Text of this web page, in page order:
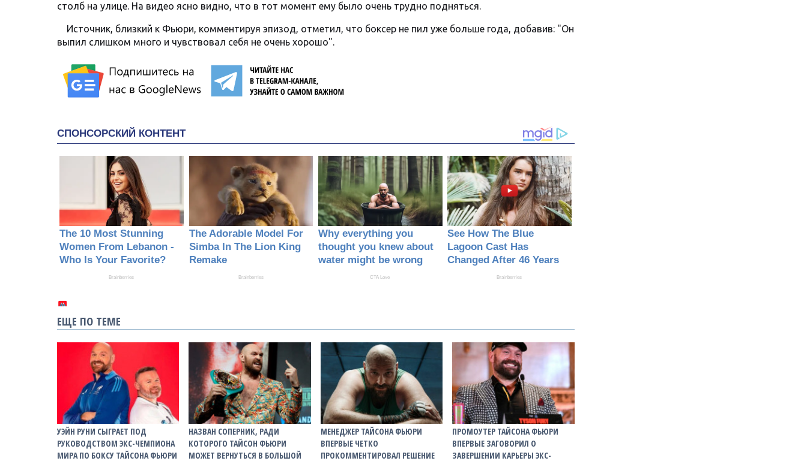
столб на улице. На видео ясно видно, что в тот момент ему было очень трудно подняться.
Источник, близкий к Фьюри, комментируя эпизод, отметил, что боксер не пил уже больше года, добавив: "Он
выпил слишком много и чувствовал себя не очень хорошо".
ЕЩЕ ПО ТЕМЕ
УЭЙН РУНИ СЫГРАЕТ ПОД
РУКОВОДСТВОМ ЭКС-ЧЕМПИОНА
МИРА ПО БОКСУ ТАЙСОНА ФЬЮРИ
НАЗВАН СОПЕРНИК, РАДИ
КОТОРОГО ТАЙСОН ФЬЮРИ
МОЖЕТ ВЕРНУТЬСЯ В БОЛЬШОЙ
МЕНЕДЖЕР ТАЙСОНА ФЬЮРИ
ВПЕРВЫЕ ЧЕТКО
ПРОКОММЕНТИРОВАЛ РЕШЕНИЕ
ПРОМОУТЕР ТАЙСОНА ФЬЮРИ
ВПЕРВЫЕ ЗАГОВОРИЛ О
ЗАВЕРШЕНИИ КАРЬЕРЫ ЭКС-